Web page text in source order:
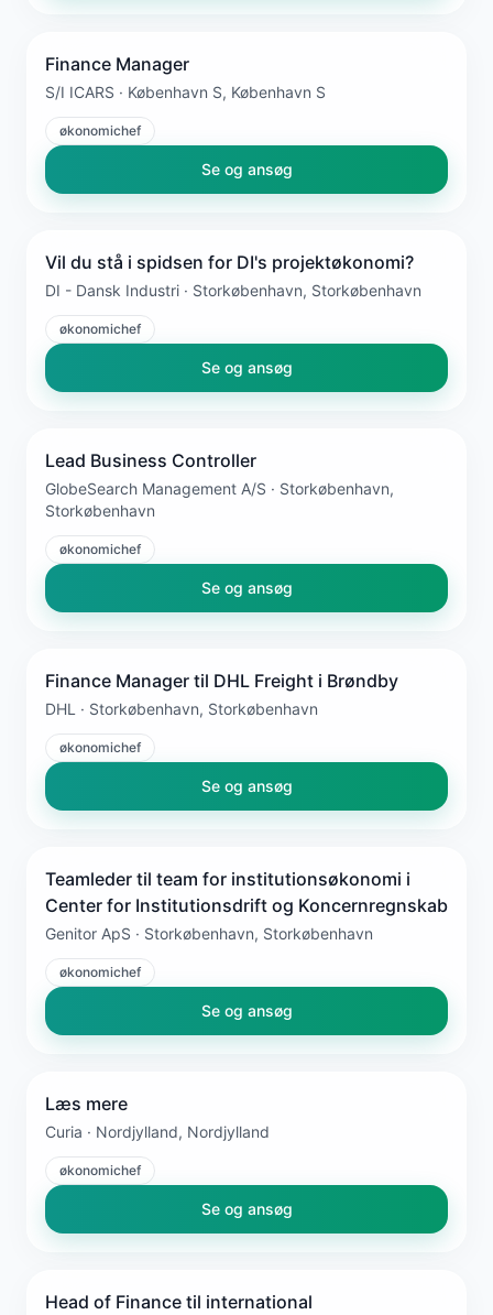
Finance Manager
S/I ICARS · København S, København S
økonomichef
Se og ansøg
Vil du stå i spidsen for DI's projektøkonomi?
DI - Dansk Industri · Storkøbenhavn, Storkøbenhavn
økonomichef
Se og ansøg
Lead Business Controller
GlobeSearch Management A/S · Storkøbenhavn,
Storkøbenhavn
økonomichef
Se og ansøg
Finance Manager til DHL Freight i Brøndby
DHL · Storkøbenhavn, Storkøbenhavn
økonomichef
Se og ansøg
Teamleder til team for institutionsøkonomi i
Center for Institutionsdrift og Koncernregnskab
Genitor ApS · Storkøbenhavn, Storkøbenhavn
økonomichef
Se og ansøg
Læs mere
Curia · Nordjylland, Nordjylland
økonomichef
Se og ansøg
Head of Finance til international